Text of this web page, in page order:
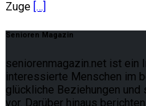
Zuge […]
Senioren Magazin
seniorenmagazin.net ist ein
interessierte Menschen im
glückliche Beziehungen
vor. Darüber hinaus